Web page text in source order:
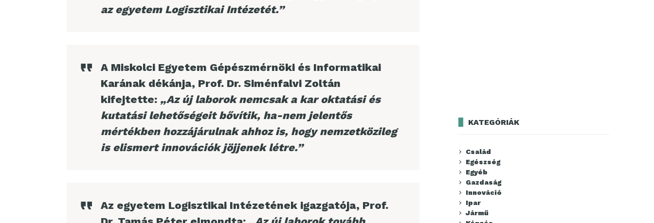
az egyetem Logisztikai Intézetét.”
A Miskolci Egyetem Gépészmérnöki és Informatikai
Karának dékánja, Prof. Dr. Siménfalvi Zoltán
kifejtette: „Az új laborok nemcsak a kar oktatási és
kutatási lehetőségeit bővítik, ha-nem jelentős
mértékben hozzájárulnak ahhoz is, hogy nemzetközileg
is elismert innovációk jöjjenek létre.”
Az egyetem Logisztikai Intézetének igazgatója, Prof.
KATEGÓRIÁK
Család
Egészség
Egyéb
Gazdaság
Innováció
Ipar
Jármű